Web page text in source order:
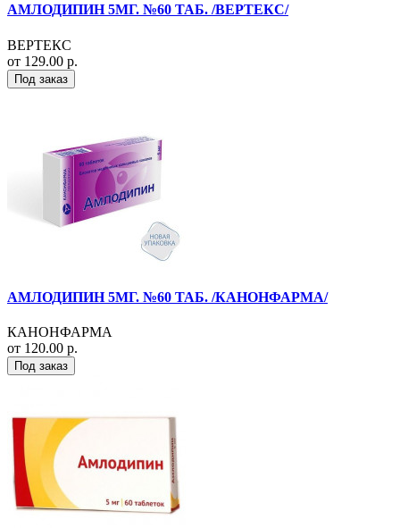
АМЛОДИПИН 5МГ. №60 ТАБ. /ВЕРТЕКС/
ВЕРТЕКС
от 129.00 р.
Под заказ
АМЛОДИПИН 5МГ. №60 ТАБ. /КАНОНФАРМА/
КАНОНФАРМА
от 120.00 р.
Под заказ